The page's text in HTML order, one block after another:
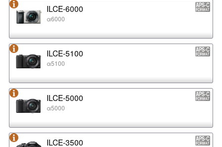
ILCE-6000
α6000
ILCE-5100
α5100
ILCE-5000
α5000
ILCE-3500